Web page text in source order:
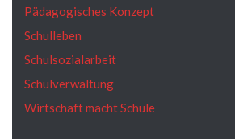
Pädagogisches Konzept
Schulleben
Schulsozialarbeit
Schulverwaltung
Wirtschaft macht Schule